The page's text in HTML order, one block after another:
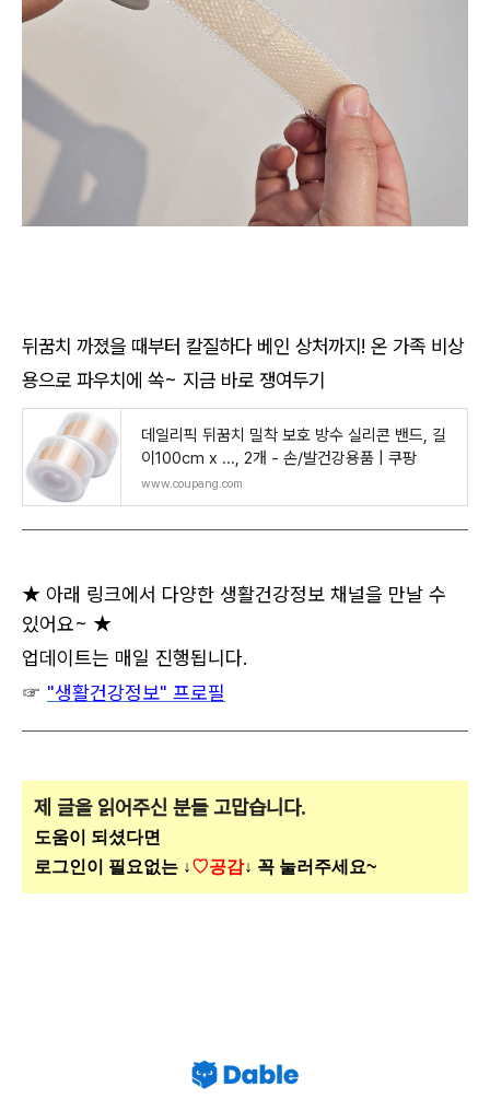
뒤꿈치 까졌을 때부터 칼질하다 베인 상처까지! 온 가족 비상
용으로 파우치에 쏙~ 지금 바로 쟁여두기
데일리픽 뒤꿈치 밀착 보호 방수 실리콘 밴드, 길
이100cm x ..., 2개 - 손/발건강용품 | 쿠팡
www.coupang.com
★ 아래 링크에서 다양한 생활건강정보 채널을 만날 수
있어요~ ★
업데이트는 매일 진행됩니다.
☞ "생활건강정보" 프로필
제 글을 읽어주신 분들 고맙습니다.
도움이 되셨다면
로그인이 필요없는 ↓♡공감↓ 꼭 눌러주세요~